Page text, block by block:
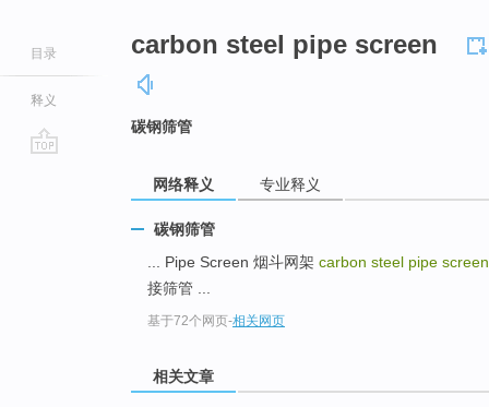
目录
释义
carbon steel pipe screen
碳钢筛管
网络释义 专业释义
碳钢筛管
... Pipe Screen 烟斗网架 carbon steel pipe
接筛管 ...
基于72个网页-相关网页
相关文章